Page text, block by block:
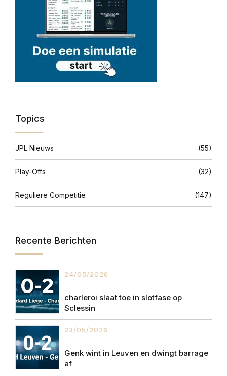
Topics
JPL Nieuws (55)
Play-Offs (32)
Reguliere Competitie (147)
Recente Berichten
24/05/2026
charleroi slaat toe in slotfase op
Sclessin
23/05/2026
Genk wint in Leuven en dwingt barrage
af